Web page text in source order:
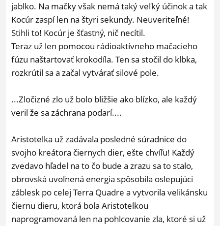
jablko. Na mačky však nemá taký veľký účinok a tak
Kocúr zaspí len na štyri sekundy. Neuveriteľné!
Stihli to! Kocúr je šťastný, nič necítil.
Teraz už len pomocou rádioaktívneho mačacieho
fúzu naštartovať krokodíla. Ten sa stočil do klbka,
rozkrútil sa a začal vytvárať silové pole.
...Zločizné zlo už bolo bližšie ako blízko, ale každý
veril že sa záchrana podarí....
Aristotelka už zadávala posledné súradnice do
svojho kreátora čiernych dier, ešte chvíľu! Každý
zvedavo hľadel na to čo bude a zrazu sa to stalo,
obrovská uvoľnená energia spôsobila oslepujúci
záblesk po celej Terra Quadre a vytvorila velikánsku
čiernu dieru, ktorá bola Aristotelkou
naprogramovaná len na pohlcovanie zla, ktoré si už